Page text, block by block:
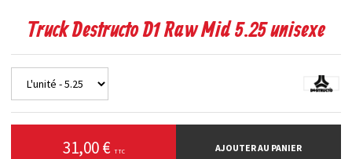
Truck Destructo D1 Raw Mid 5.25 unisexe
31,00 € TTC AJOUTER AU PANIER